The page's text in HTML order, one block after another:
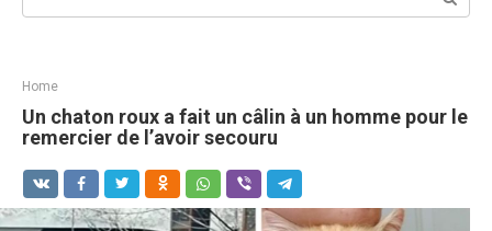
Home
Un chaton roux a fait un câlin à un homme pour le
remercier de l’avoir secouru